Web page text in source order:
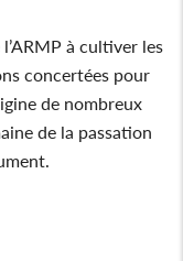
à cultiver les
concertées pour
de nombreux
de la passation